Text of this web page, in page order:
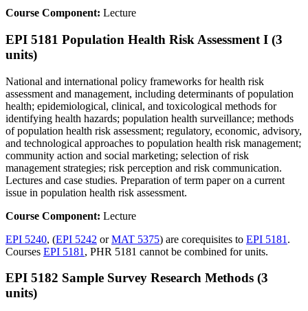
Course Component: Lecture
EPI 5181 Population Health Risk Assessment I (3
units)
National and international policy frameworks for health risk
assessment and management, including determinants of population
health; epidemiological, clinical, and toxicological methods for
identifying health hazards; population health surveillance; methods
of population health risk assessment; regulatory, economic, advisory,
and technological approaches to population health risk management;
community action and social marketing; selection of risk
management strategies; risk perception and risk communication.
Lectures and case studies. Preparation of term paper on a current
issue in population health risk assessment.
Course Component: Lecture
EPI 5240, (EPI 5242 orMAT 5375) are corequisites to EPI 5181 .
Courses EPI 5181 , PHR 5181 cannot be combined for units.
EPI 5182 Sample Survey Research Methods (3
units)